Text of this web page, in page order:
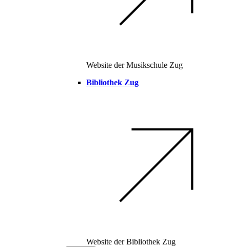
Website der Musikschule Zug
Bibliothek Zug
Website der Bibliothek Zug